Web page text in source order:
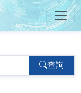
電子資
查詢